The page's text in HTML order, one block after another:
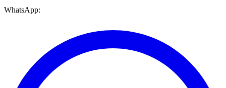
WhatsApp: